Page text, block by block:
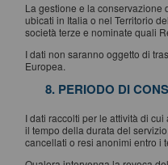
La gestione e la conservazione
ubicati in Italia o nel Territorio
società terze e nominate quali
I dati non saranno oggetto di
Europea.
8. PERIODO DI
I dati raccolti per le attività di
il tempo della durata del
cancellati o resi anonimi entro i